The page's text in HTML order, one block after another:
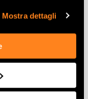
Mostra dettagli
cemento